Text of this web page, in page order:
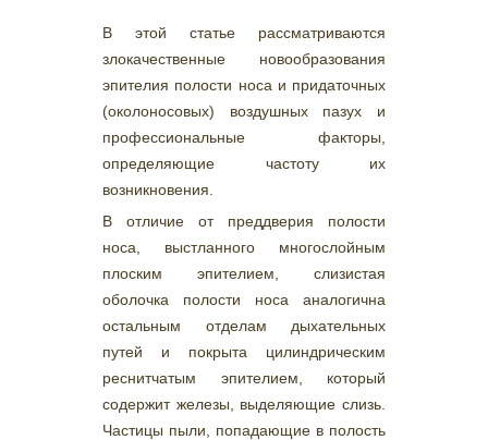
В этой статье рассматриваются
злокачественные новообразования
эпителия полости носа и придаточных
(околоносовых) воздушных пазух и
профессиональные факторы,
определяющие частоту их
возникновения.
В отличие от преддверия полости
носа, выстланного многослойным
плоским эпителием, слизистая
оболочка полости носа аналогична
остальным отделам дыхательных
путей и покрыта цилиндрическим
реснитчатым эпителием, который
содержит железы, выделяющие слизь.
Частицы пыли, попадающие в полость